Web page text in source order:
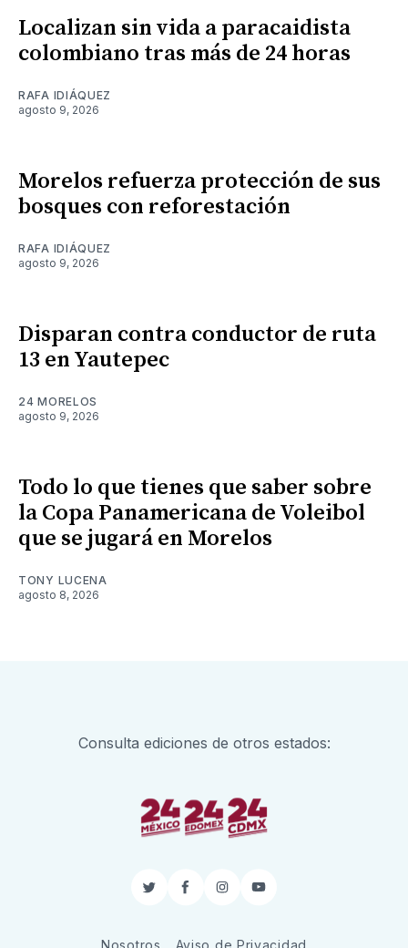
Localizan sin vida a paracaidista
colombiano tras más de 24 horas
RAFA IDIÁQUEZ
agosto 9, 2026
Morelos refuerza protección de sus
bosques con reforestación
RAFA IDIÁQUEZ
agosto 9, 2026
Disparan contra conductor de ruta
13 en Yautepec
24 MORELOS
agosto 9, 2026
Todo lo que tienes que saber sobre
la Copa Panamericana de Voleibol
que se jugará en Morelos
TONY LUCENA
agosto 8, 2026
Consulta ediciones de otros estados:
TwitterFacebook
InstagramYouTube
Nosotros Aviso de Privacidad